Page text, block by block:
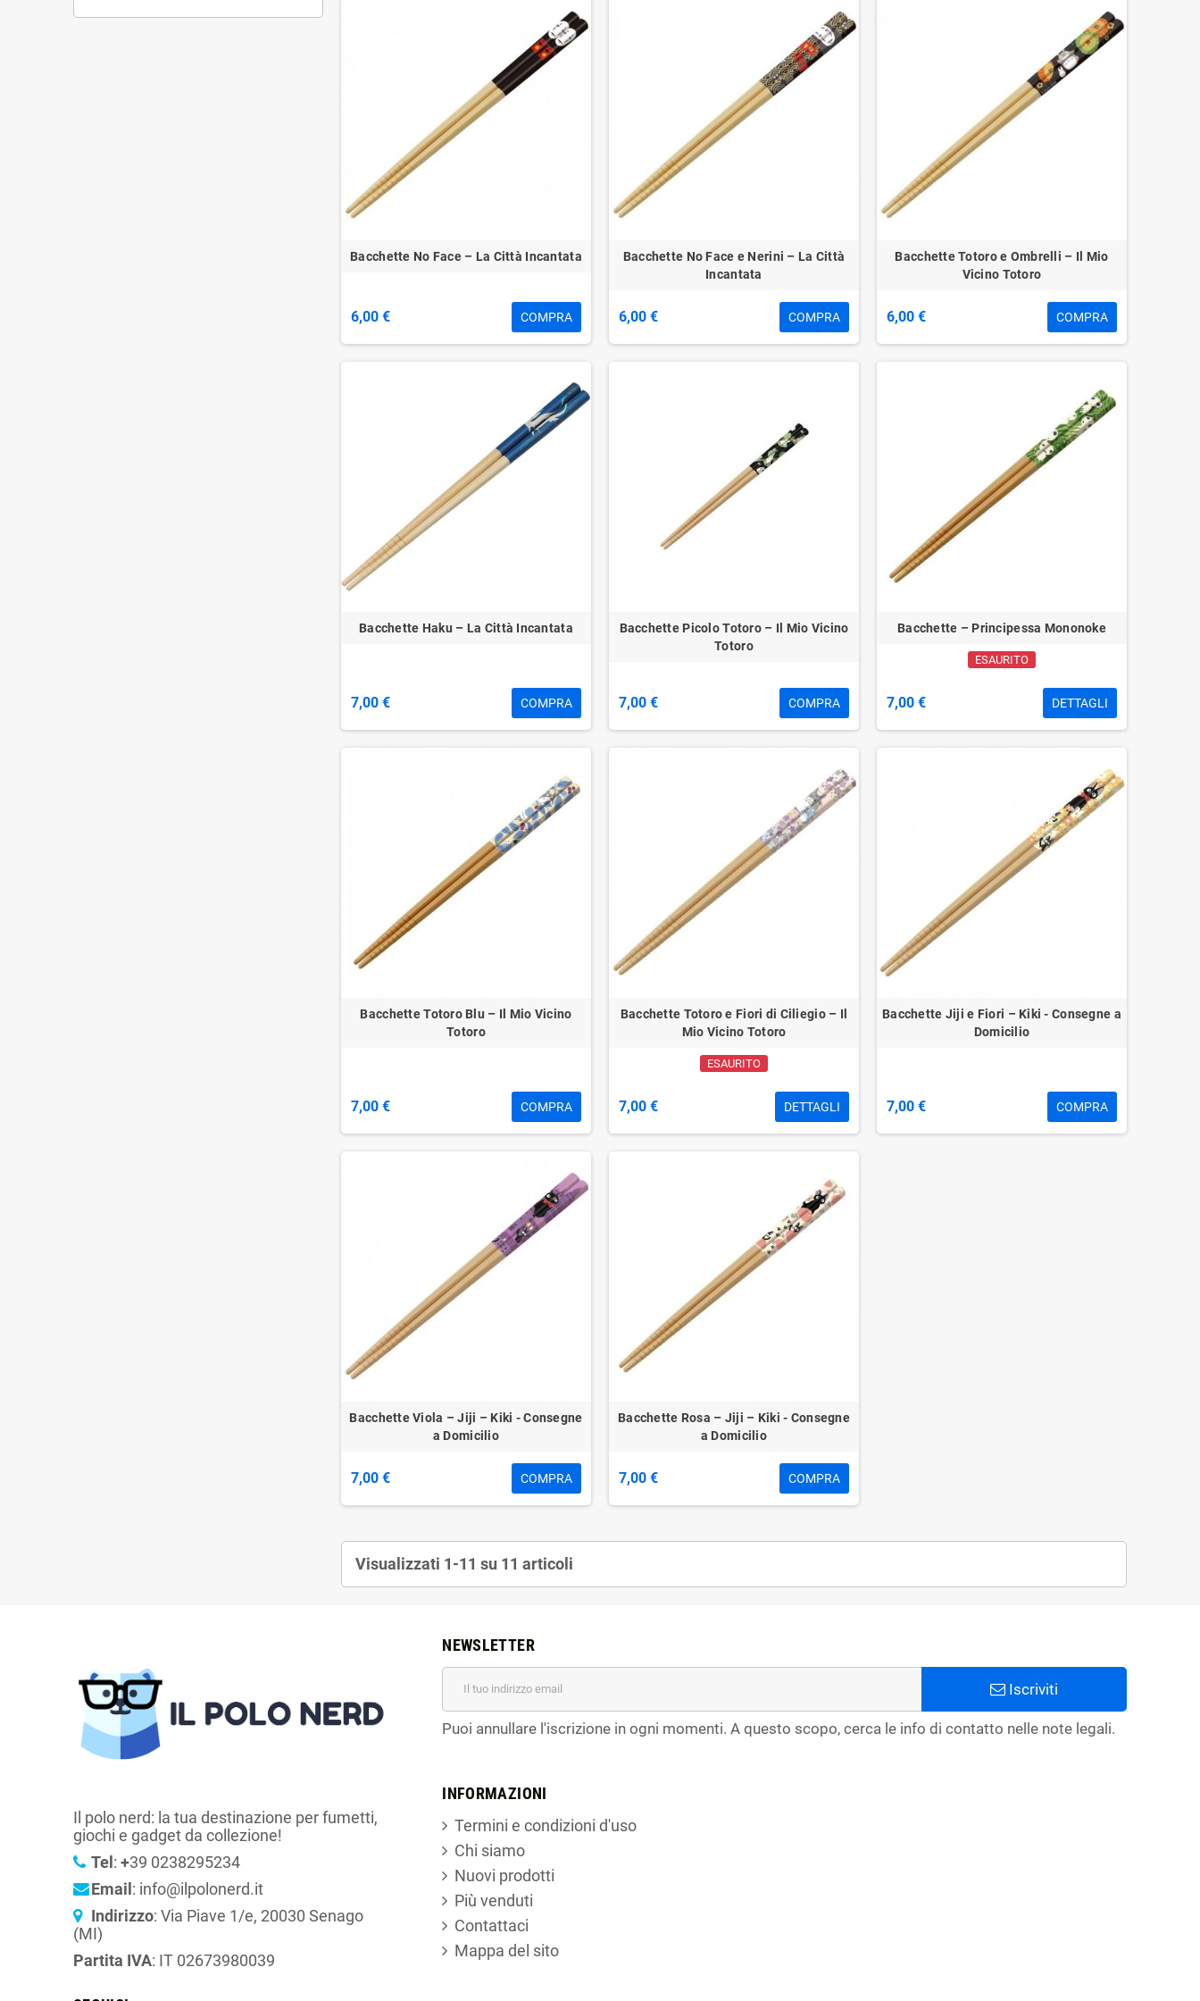
Bacchette No Face – La Città Incantata
6,00 € COMPRA
Bacchette No Face e Nerini – La Città
Incantata
6,00 € COMPRA
Bacchette Totoro e Ombrelli – Il Mio
Vicino Totoro
6,00 € COMPRA
Bacchette Haku – La Città Incantata
7,00 € COMPRA
Bacchette Picolo Totoro – Il Mio Vicino
Totoro
7,00 € COMPRA
Bacchette – Principessa Mononoke
ESAURITO
7,00 € DETTAGLI
Bacchette Totoro Blu – Il Mio Vicino
Totoro
7,00 € COMPRA
Bacchette Totoro e Fiori di Ciliegio – Il
Mio Vicino Totoro
ESAURITO
7,00 € DETTAGLI
Bacchette Jiji e Fiori – Kiki - Consegne a
Domicilio
7,00 € COMPRA
Bacchette Viola – Jiji – Kiki - Consegne
a Domicilio
7,00 € COMPRA
Bacchette Rosa – Jiji – Kiki - Consegne
a Domicilio
7,00 € COMPRA
Visualizzati 1-11 su 11 articoli
Il polo nerd: la tua destinazione per fumetti,
giochi e gadget da collezione!
Tel : +39 0238295234
Email : info@ilpolonerd.it
Indirizzo: Via Piave 1/e, 20030 Senago
(MI)
Partita IVA: IT 02673980039
NEWSLETTER
Iscriviti
Puoi annullare l'iscrizione in ogni momenti. A questo scopo, cerca le info di contatto nelle note legali.
INFORMAZIONI
Termini e condizioni d'uso
Chi siamo
Nuovi prodotti
Più venduti
Contattaci
Mappa del sito